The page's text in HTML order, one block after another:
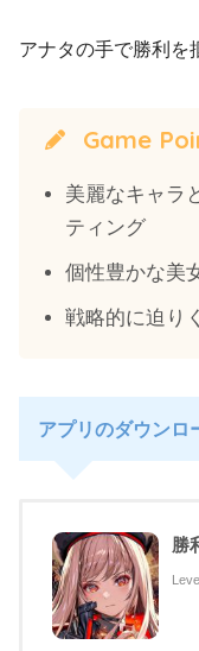
アナタの手で勝利を
Game
美麗なキャラ
ティング
個性豊かな美
戦略的に迫り
アプリのダウンロ
勝